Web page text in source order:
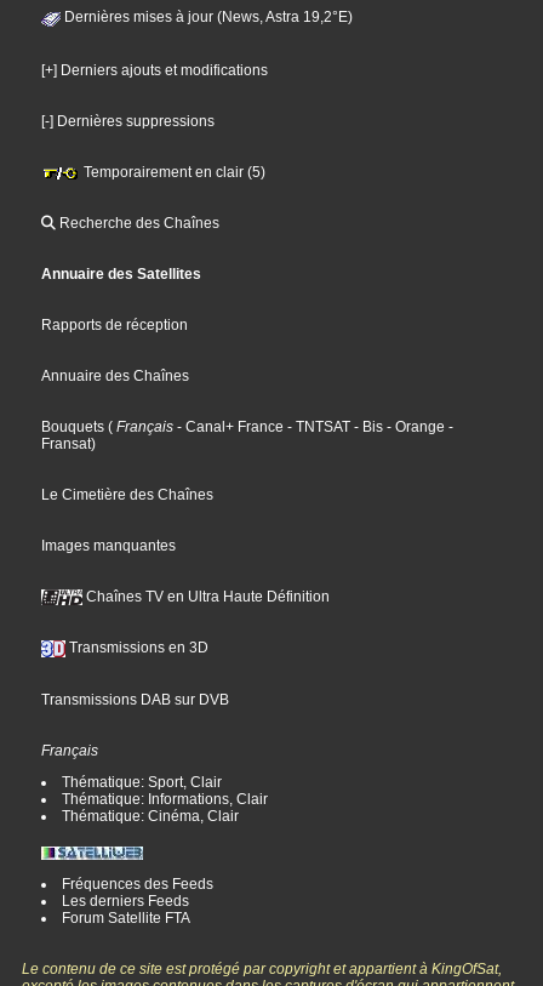
Dernières mises à jour (News, Astra 19,2°E)
[+] Derniers ajouts et modifications
[-] Dernières suppressions
Temporairement en clair (5)
Recherche des Chaînes
Annuaire des Satellites
Rapports de réception
Annuaire des Chaînes
Bouquets ( Français - Canal+ France - TNTSAT - Bis - Orange -
Fransat)
Le Cimetière des Chaînes
Images manquantes
Chaînes TV en Ultra Haute Définition
Transmissions en 3D
Transmissions DAB sur DVB
Français
Thématique: Sport, Clair
Thématique: Informations, Clair
Thématique: Cinéma, Clair
Fréquences des Feeds
Les derniers Feeds
Forum Satellite FTA
Le contenu de ce site est protégé par copyright et appartient à KingOfSat,